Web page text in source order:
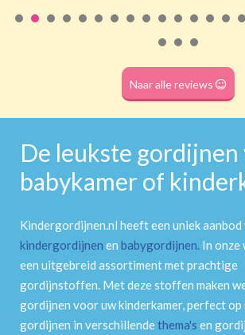
(dubbele tunnel)
Naar alle reviews
De leukste gordijnen
babykamer of
Kindergordijnen.nl heeft een uniek aanbod
kindergordijnen en babygordijnen. In onze
een uitgebreid assortiment met prachtige
gordijnstoffen. Met deze stoffen maken
gordijnen voor uw kinderkamer, perfect op
gordijnen in verschillendethema's en